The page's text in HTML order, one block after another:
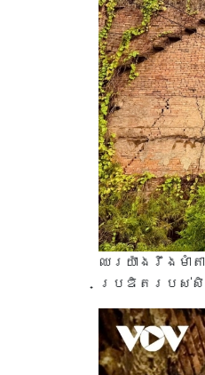
ឈរយ៉ាងរឹងមាំត
ប្រឌិតរបស់សិ